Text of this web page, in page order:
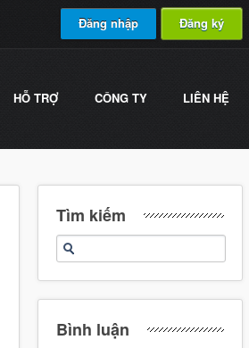
Đăng nhập Đăng ký
HỖ TRỢ CÔNG TY LIÊN HỆ
Tìm kiếm
Bình luận